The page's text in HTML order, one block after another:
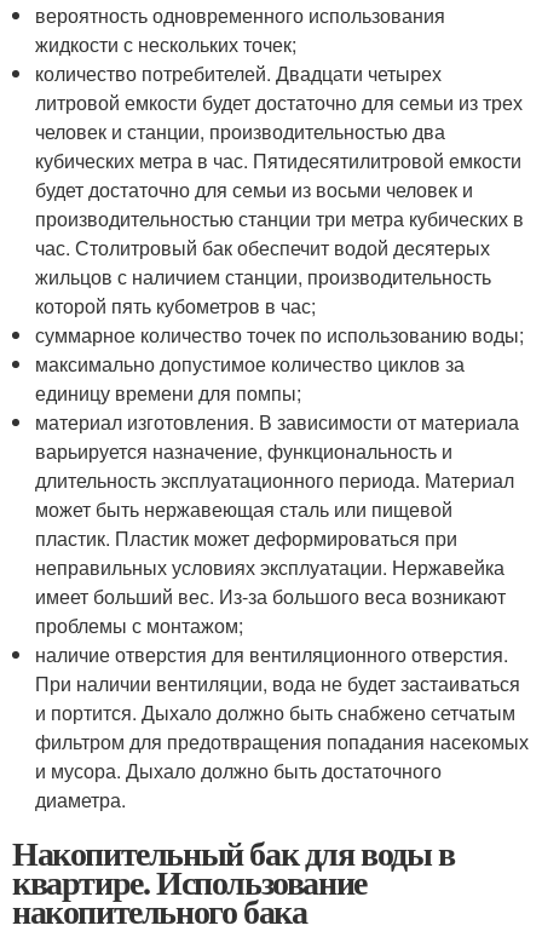
вероятность одновременного использования
жидкости с нескольких точек;
количество потребителей. Двадцати четырех
литровой емкости будет достаточно для семьи из трех
человек и станции, производительностью два
кубических метра в час. Пятидесятилитровой емкости
будет достаточно для семьи из восьми человек и
производительностью станции три метра кубических в
час. Столитровый бак обеспечит водой десятерых
жильцов с наличием станции, производительность
которой пять кубометров в час;
суммарное количество точек по использованию воды;
максимально допустимое количество циклов за
единицу времени для помпы;
материал изготовления. В зависимости от материала
варьируется назначение, функциональность и
длительность эксплуатационного периода. Материал
может быть нержавеющая сталь или пищевой
пластик. Пластик может деформироваться при
неправильных условиях эксплуатации. Нержавейка
имеет больший вес. Из-за большого веса возникают
проблемы с монтажом;
наличие отверстия для вентиляционного отверстия.
При наличии вентиляции, вода не будет застаиваться
и портится. Дыхало должно быть снабжено сетчатым
фильтром для предотвращения попадания насекомых
и мусора. Дыхало должно быть достаточного
диаметра.
Накопительный бак для воды в
квартире. Использование
накопительного бака